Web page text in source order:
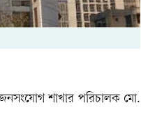
শাখার পরিচালক মো.